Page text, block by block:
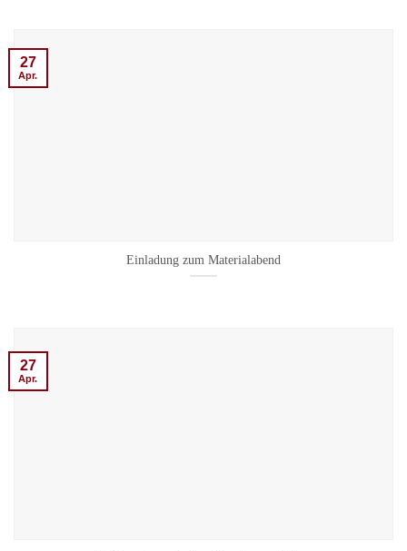
Einladung zum Materialabend
27
Apr.
27
Apr.